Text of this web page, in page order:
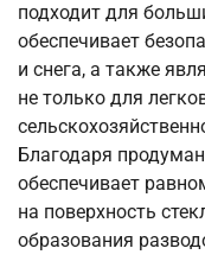
подходит для
обеспечивает
и снега, а также
не только для
Благодаря
обеспечивает
на поверхность
образования